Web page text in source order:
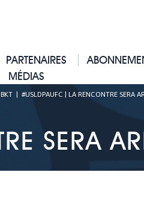
PARTENAIRES
MÉDIAS
#USLDPAUFC | LA RENCONTRE SERA
SERA